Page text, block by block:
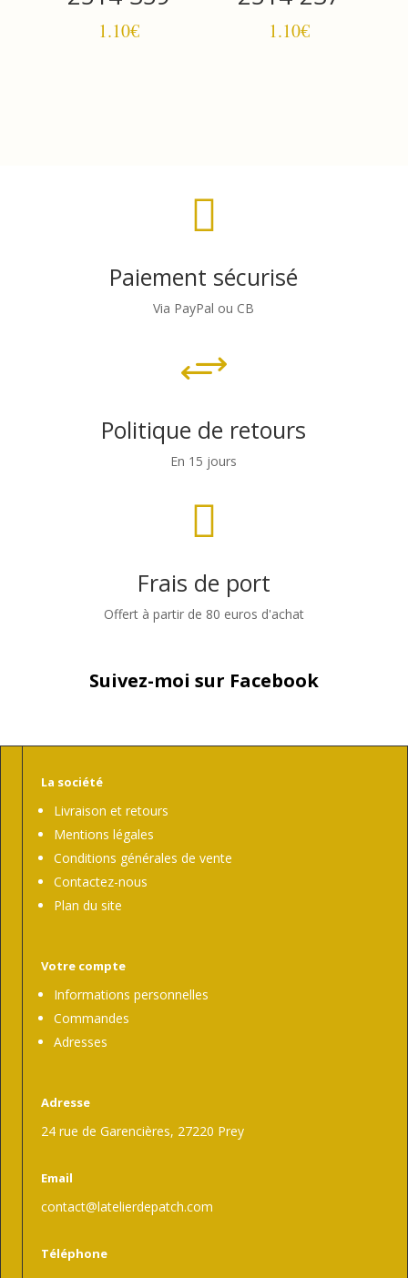
1.10€ 1.10€

Paiement sécurisé
Via PayPal ou CB
+
Politique de retours
En 15 jours

Frais de port
Offert à partir de 80 euros d'achat
Suivez-moi sur Facebook
La société
Livraison et retours
Mentions légales
Conditions générales de vente
Contactez-nous
Plan du site
Votre compte
Informations personnelles
Commandes
Adresses
Adresse
24 rue de Garencières, 27220 Prey
Email
contact@latelierdepatch.com
Téléphone